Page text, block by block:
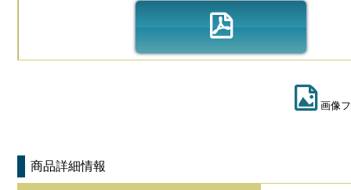
画像
商品詳細情報